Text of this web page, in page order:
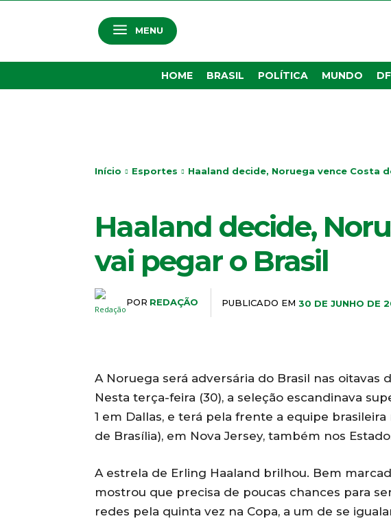
MENU
HOME BRASIL POLÍTICA MUNDO DF
Início Esportes Haaland decide, Noruega vence Costa
Haaland decide,
vai pegar o Brasil
POR REDAÇÃO PUBLICADO EM 30 DE JUNHO DE
A Noruega será adversária do Brasil nas oitavas
Nesta terça-feira (30), a seleção escandinava
1 em Dallas, e terá pela frente a equipe
de Brasília), em Nova Jersey, também nos
A estrela de Erling Haaland brilhou. Bem
mostrou que precisa de poucas chances para
redes pela quinta vez na Copa, a um de se